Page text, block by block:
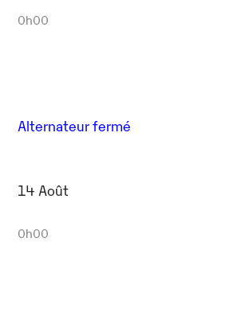
0h00
Alternateur fermé
14 Août
0h00